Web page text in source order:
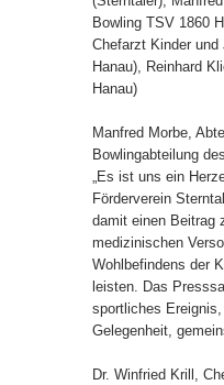
Bowling TSV 1860
Chefarzt Kinder
Hanau), Reinhard
Hanau)
Manfred Morbe,
Bowlingabteilung
„Es ist uns ein
Förderverein
damit einen Beitrag
medizinischen
Wohlbefindens der
leisten. Das
sportliches
Gelegenheit,
Dr. Winfried Krill,